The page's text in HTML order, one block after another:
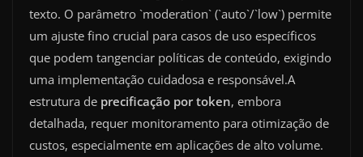
texto. O parâmetro `moderation` (`auto`/`low`) permite
um ajuste fino crucial para casos de uso específicos
que podem tangenciar políticas de conteúdo, exigindo
uma implementação cuidadosa e responsável.A
estrutura de precificação por token, embora
detalhada, requer monitoramento para otimização de
custos, especialmente em aplicações de alto volume.